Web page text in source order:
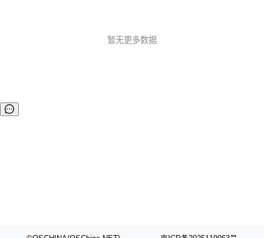
暂无更多数据